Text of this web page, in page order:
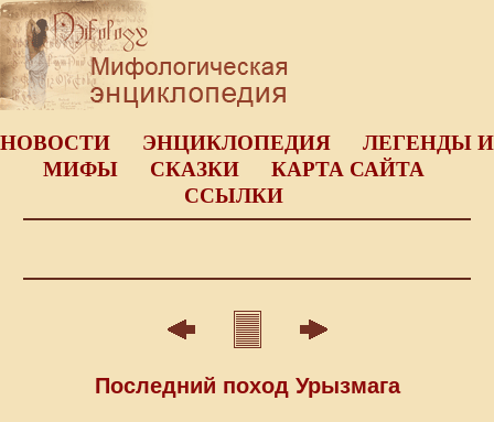
НОВОСТИ ЭНЦИКЛОПЕДИЯ
ЛЕГЕНДЫ И
МИФЫ
СКАЗКИ
КАРТА САЙТА
ССЫЛКИ
Последний поход Урызмага